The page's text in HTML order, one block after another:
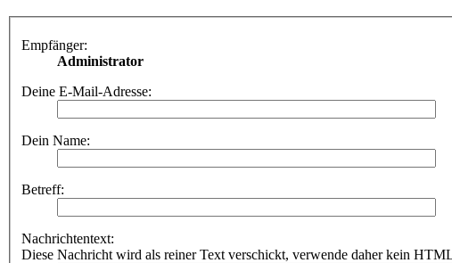
Empfänger:
Administrator
Deine E-Mail-Adresse:
Dein Name:
Betreff:
Nachrichtentext:
Diese Nachricht wird als reiner Text verschickt, verwende daher kein